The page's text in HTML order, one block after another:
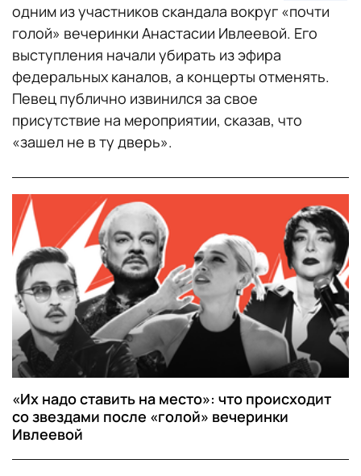
одним из участников скандала вокруг «почти
голой» вечеринки Анастасии Ивлеевой. Его
выступления начали убирать из эфира
федеральных каналов, а концерты отменять.
Певец публично извинился за свое
присутствие на мероприятии, сказав, что
«зашел не в ту дверь».
«Их надо ставить на место»: что происходит
со звездами после «голой» вечеринки
Ивлеевой